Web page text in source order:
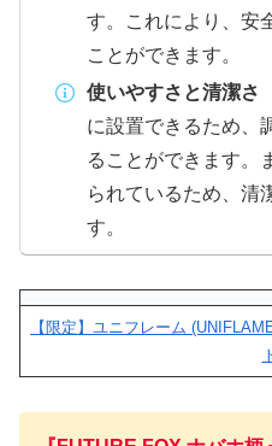
す。これにより、安
ことができます。
使いやすさと清潔さ
に設置できるため、
ることができます。
られているため、清
す。
【限定】ユニフレーム